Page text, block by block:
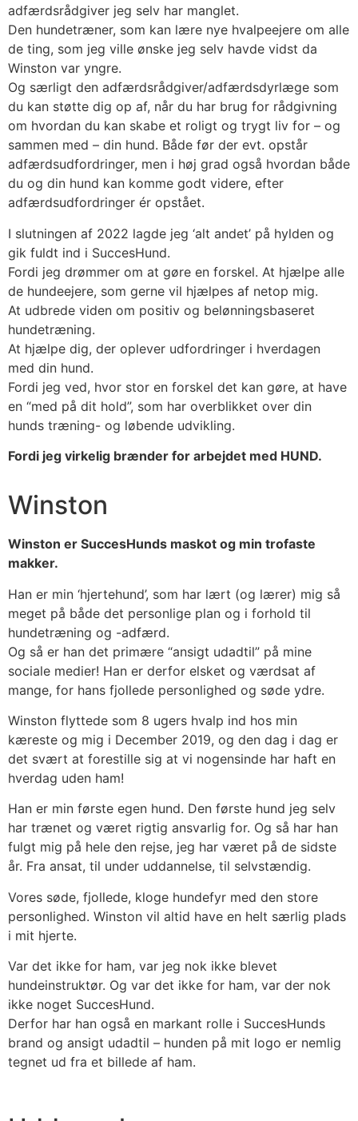
adfærdsrådgiver jeg selv har manglet.
Den hundetræner, som kan lære nye hvalpeejere om alle
de ting, som jeg ville ønske jeg selv havde vidst da
Winston var yngre.
Og særligt den adfærdsrådgiver/adfærdsdyrlæge som
du kan støtte dig op af, når du har brug for rådgivning
om hvordan du kan skabe et roligt og trygt liv for – og
sammen med – din hund. Både før der evt. opstår
adfærdsudfordringer, men i høj grad også hvordan både
du og din hund kan komme godt videre, efter
adfærdsudfordringer ér opstået.
I slutningen af 2022 lagde jeg ‘alt andet’ på hylden og
gik fuldt ind i SuccesHund.
Fordi jeg drømmer om at gøre en forskel. At hjælpe alle
de hundeejere, som gerne vil hjælpes af netop mig.
At udbrede viden om positiv og belønningsbaseret
hundetræning.
At hjælpe dig, der oplever udfordringer i hverdagen
med din hund.
Fordi jeg ved, hvor stor en forskel det kan gøre, at have
en “med på dit hold”, som har overblikket over din
hunds træning- og løbende udvikling.
Fordi jeg virkelig brænder for arbejdet med HUND.
Winston
Winston er SuccesHunds maskot og min trofaste
makker.
Han er min ‘hjertehund’, som har lært (og lærer) mig så
meget på både det personlige plan og i forhold til
hundetræning og -adfærd.
Og så er han det primære “ansigt udadtil” på mine
sociale medier! Han er derfor elsket og værdsat af
mange, for hans fjollede personlighed og søde ydre.
Winston flyttede som 8 ugers hvalp ind hos min
kæreste og mig i December 2019, og den dag i dag er
det svært at forestille sig at vi nogensinde har haft en
hverdag uden ham!
Han er min første egen hund. Den første hund jeg selv
har trænet og været rigtig ansvarlig for. Og så har han
fulgt mig på hele den rejse, jeg har været på de sidste
år. Fra ansat, til under uddannelse, til selvstændig.
Vores søde, fjollede, kloge hundefyr med den store
personlighed. Winston vil altid have en helt særlig plads
i mit hjerte.
Var det ikke for ham, var jeg nok ikke blevet
hundeinstruktør. Og var det ikke for ham, var der nok
ikke noget SuccesHund.
Derfor har han også en markant rolle i SuccesHunds
brand og ansigt udadtil – hunden på mit logo er nemlig
tegnet ud fra et billede af ham.